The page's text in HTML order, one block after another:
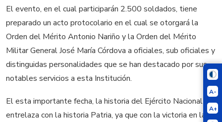
A-
A+
El evento, en el cual participarán 2.500 soldados, tiene
preparado un acto protocolario en el cual se otorgará la
Orden del Mérito Antonio Nariño y la Orden del Mérito
Militar General José María Córdova a oficiales, sub oficiales y
distinguidas personalidades que se han destacado por sus
notables servicios a esta Institución.
El esta importante fecha, la historia del Ejército Nacional se
entrelaza con la historia Patria, ya que con la victoria en la